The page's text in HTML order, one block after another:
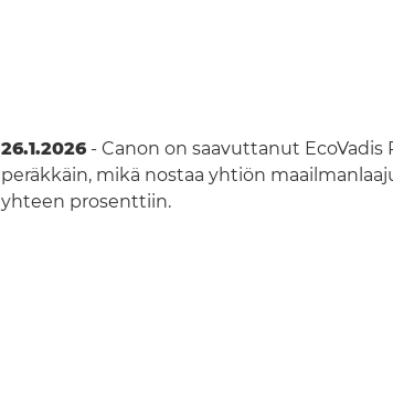
26.1.2026 - Canon on saavuttanut
peräkkäin, mikä nostaa yhtiön
yhteen prosenttiin.